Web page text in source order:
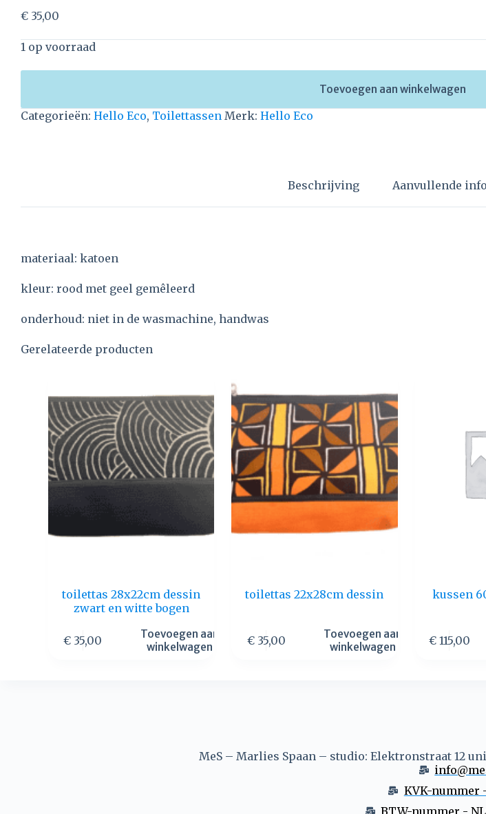
€ 35,00
1 op voorraad
Toevoegen aan winkelwagen
Categorieën: Hello Eco, Toilettassen Merk: Hello Eco
Beschrijving Aanvullende
materiaal: katoen
kleur: rood met geel gemêleerd
onderhoud: niet in de wasmachine, handwas
Gerelateerde producten
toilettas 28x22cm dessin
zwart en witte bogen
€ 35,00
Toevoegen aan
winkelwagen
toilettas 22x28cm dessin
€35,00
Toevoegen aan
winkelwagen
kussen
€115,00
MeS – Marlies Spaan – studio: Elektronstraat 12
KVK-nummer -
BTW-nummer -